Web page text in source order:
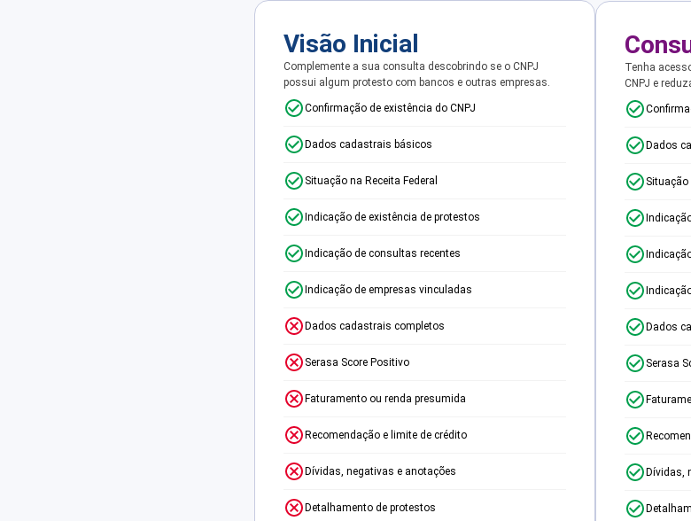
Visão Inicial
Complemente a sua consulta descobrindo se o CNPJ
possui algum protesto com bancos e outras empresas.
Confirmação de existência do CNPJ
Dados cadastrais básicos
Situação na Receita Federal
Indicação de existência de protestos
Indicação de consultas recentes
Indicação de empresas vinculadas
Dados cadastrais completos
Serasa Score Positivo
Faturamento ou renda presumida
Recomendação e limite de crédito
Dívidas, negativas e anotações
Detalhamento de protestos
Tenha
CNPJ e
Dados
Situação
Dados
Serasa
Dívidas,